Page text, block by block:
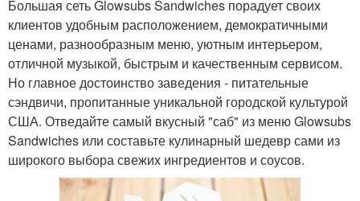
Большая сеть Glowsubs Sandwiches порадует своих
клиентов удобным расположением, демократичными
ценами, разнообразным меню, уютным интерьером,
отличной музыкой, быстрым и качественным сервисом.
Но главное достоинство заведения - питательные
сэндвичи, пропитанные уникальной городской культурой
США. Отведайте самый вкусный "саб" из меню Glowsubs
Sandwiches или составьте кулинарный шедевр сами из
широкого выбора свежих ингредиентов и соусов.